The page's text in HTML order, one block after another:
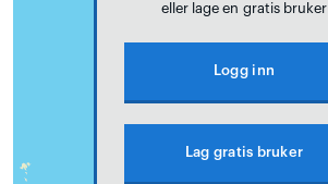
eller lage en gratis bruker
Logg inn
Lag gratis bruker